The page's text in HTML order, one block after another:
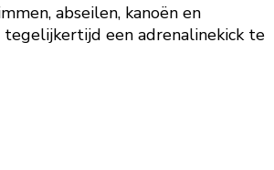
abseilen, kanoën en
een adrenalinekick te